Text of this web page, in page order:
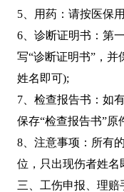
5、用药：请按医保
6、诊断证明书：第
写“诊断证明书”，
姓名即可);
7、检查报告书：如
保存“检查报告书”原
8、注意事项：所有
位，只出现伤者姓名
三、工伤申报、理赔